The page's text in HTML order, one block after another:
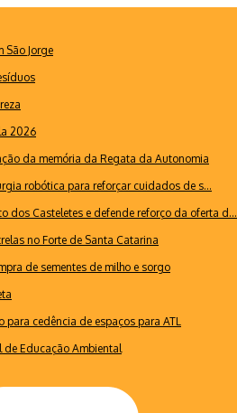
São Jorge
2026
da memória da Regata da Autonomia
robótica para reforçar cuidados de s...
dos Casteletes e defende reforço da oferta d...
no Forte de Santa Catarina
de sementes de milho e sorgo
cedência de espaços para ATL
Educação Ambiental